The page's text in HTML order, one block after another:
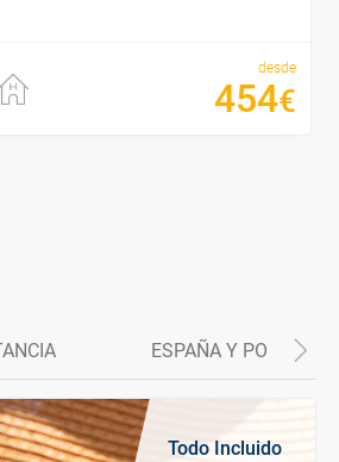
desde
454€
ESPAÑA Y PORTUGAL
Todo Incluido